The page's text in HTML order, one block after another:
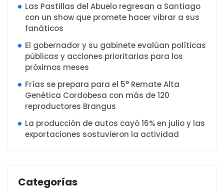
Las Pastillas del Abuelo regresan a Santiago
con un show que promete hacer vibrar a sus
fanáticos
El gobernador y su gabinete evalúan políticas
públicas y acciones prioritarias para los
próximos meses
Frías se prepara para el 5° Remate Alta
Genética Cordobesa con más de 120
reproductores Brangus
La producción de autos cayó 16% en julio y las
exportaciones sostuvieron la actividad
Categorías